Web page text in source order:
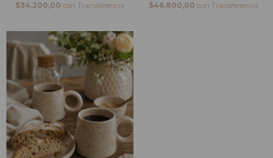
$34.200,00 con Transferencia $46.800,00 con Transferencia